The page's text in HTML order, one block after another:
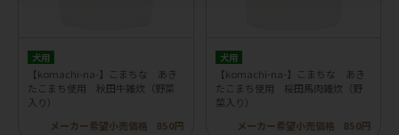
犬用
【komachi-na-】こまちな あき
たこまち使用 秋田牛雑炊（野菜
入り）
メーカー希望小売価格
850円
犬用
【komachi-na-】こまちな あき
たこまち使用 桜田馬肉雑炊（野
菜入り）
メーカー希望小売価格
850円